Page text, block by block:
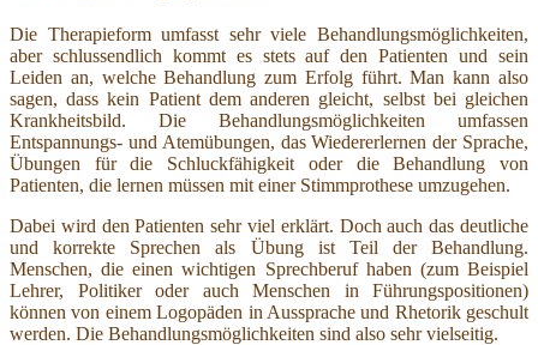
Die Therapieform umfasst sehr viele Behandlungsmöglichkeiten,
aber schlussendlich kommt es stets auf den Patienten und sein
Leiden an, welche Behandlung zum Erfolg führt. Man kann also
sagen, dass kein Patient dem anderen gleicht, selbst bei gleichen
Krankheitsbild. Die Behandlungsmöglichkeiten umfassen
Entspannungs- und Atemübungen, das Wiedererlernen der Sprache,
Übungen für die Schluckfähigkeit oder die Behandlung von
Patienten, die lernen müssen mit einer Stimmprothese umzugehen.
Dabei wird den Patienten sehr viel erklärt. Doch auch das deutliche
und korrekte Sprechen als Übung ist Teil der Behandlung.
Menschen, die einen wichtigen Sprechberuf haben (zum Beispiel
Lehrer, Politiker oder auch Menschen in Führungspositionen)
können von einem Logopäden in Aussprache und Rhetorik geschult
werden. Die Behandlungsmöglichkeiten sind also sehr vielseitig.